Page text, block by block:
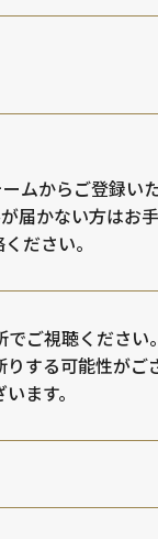
ムからご登録い
届かない方はお
ださい。
ご視聴ください。
する可能性がご
ます。